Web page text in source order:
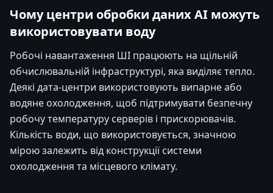
Чому центри обробки даних АІ можуть
використовувати воду
Робочі навантаження ШІ працюють на щільній
обчислювальній інфраструктурі, яка виділяє тепло.
Деякі дата-центри використовують випарне або
водяне охолодження, щоб підтримувати безпечну
робочу температуру серверів і прискорювачів.
Кількість води, що використовується, значною
мірою залежить від конструкції системи
охолодження та місцевого клімату.